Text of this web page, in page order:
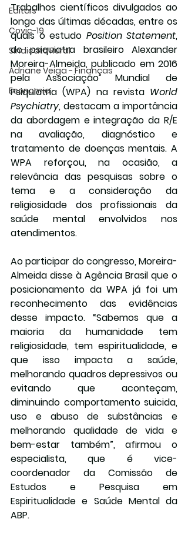
Editais
Covic-19
Sindicato Rural
Adriane Veiga - Finanças
Economia
Trabalhos científicos divulgados ao
longo das últimas décadas, entre os
quais o estudo Position Statement,
do psiquiatra brasileiro Alexander
Moreira-Almeida, publicado em 2016
pela Associação Mundial de
Psiquiatria (WPA) na revista World
Psychiatry, destacam a importância
da abordagem e integração da R/E
na avaliação, diagnóstico e
tratamento de doenças mentais. A
WPA reforçou, na ocasião, a
relevância das pesquisas sobre o
tema e a consideração da
religiosidade dos profissionais da
saúde mental envolvidos nos
atendimentos.
Ao participar do congresso, Moreira-
Almeida disse à Agência Brasil que o
posicionamento da WPA já foi um
reconhecimento das evidências
desse impacto. “Sabemos que a
maioria da humanidade tem
religiosidade, tem espiritualidade, e
que isso impacta a saúde,
melhorando quadros depressivos ou
evitando que aconteçam,
diminuindo comportamento suicida,
uso e abuso de substâncias e
melhorando qualidade de vida e
bem-estar também”, afirmou o
especialista, que é vice-
coordenador da Comissão de
Estudos e Pesquisa em
Espiritualidade e Saúde Mental da
ABP.